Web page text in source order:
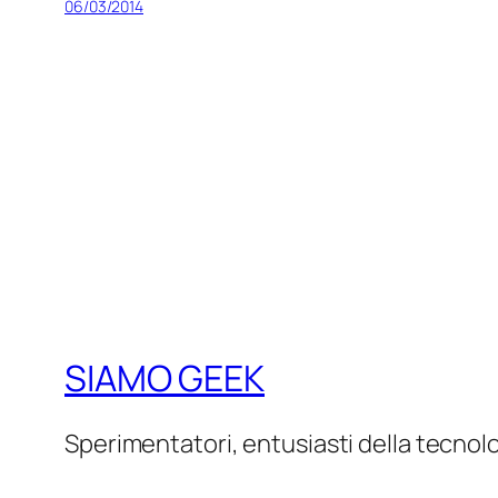
06/03/2014
SIAMO GEEK
Sperimentatori, entusiasti della